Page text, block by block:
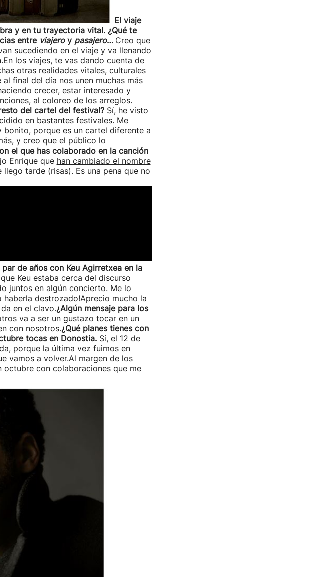
El viaje
y en tu trayectoria vital. ¿Qué te
entre viajeroy pasajero… Creo que
sucediendo en el viaje y va llenando
los viajes, te vas dando cuenta de
otras realidades vitales, culturales
final del día nos unen muchas más
crecer, estar interesado y
al coloreo de los arreglos.
del cartel del festival? Sí, he visto
en bastantes festivales. Me
porque es un cartel diferente a
y creo que el público lo
el que has colaborado en la canción
Enrique que han cambiado el nombre
llego tarde (risas). Es una pena que no
de años con Keu Agirretxea en la
Keu estaba cerca del discurso
juntos en algún concierto. Me lo
haberla destrozado!Aprecio mucho la
en el clavo.¿Algún mensaje para los
va a ser un gustazo tocar en un
con nosotros.¿Qué planes tienes con
tocas en Donostia. Sí, el 12 de
porque la última vez fuimos en
vamos a volver.Al margen de los
con colaboraciones que me